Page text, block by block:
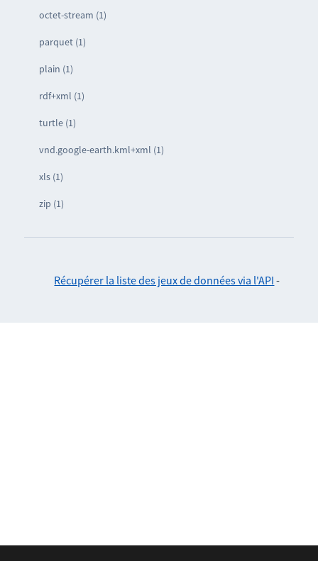
octet-stream (1)
parquet (1)
plain (1)
rdf+xml (1)
turtle (1)
vnd.google-earth.kml+xml (1)
xls (1)
zip (1)
Récupérer la liste des jeux de données via l'API -